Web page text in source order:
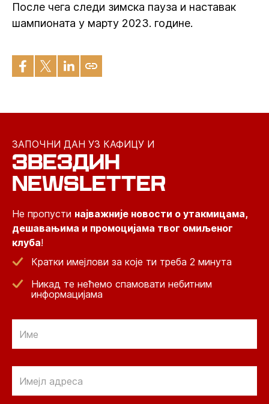
После чега следи зимска пауза и наставак
шампионата у марту 2023. године.
ЗАПОЧНИ ДАН УЗ КАФИЦУ И
ЗВЕЗДИН
NEWSLETTER
Не пропусти најважније новости о утакмицама,
дешавањима и промоцијама твог омиљеног
клуба!
Кратки имејлови за које ти треба 2 минута
Никад те нећемо спамовати небитним
информацијама